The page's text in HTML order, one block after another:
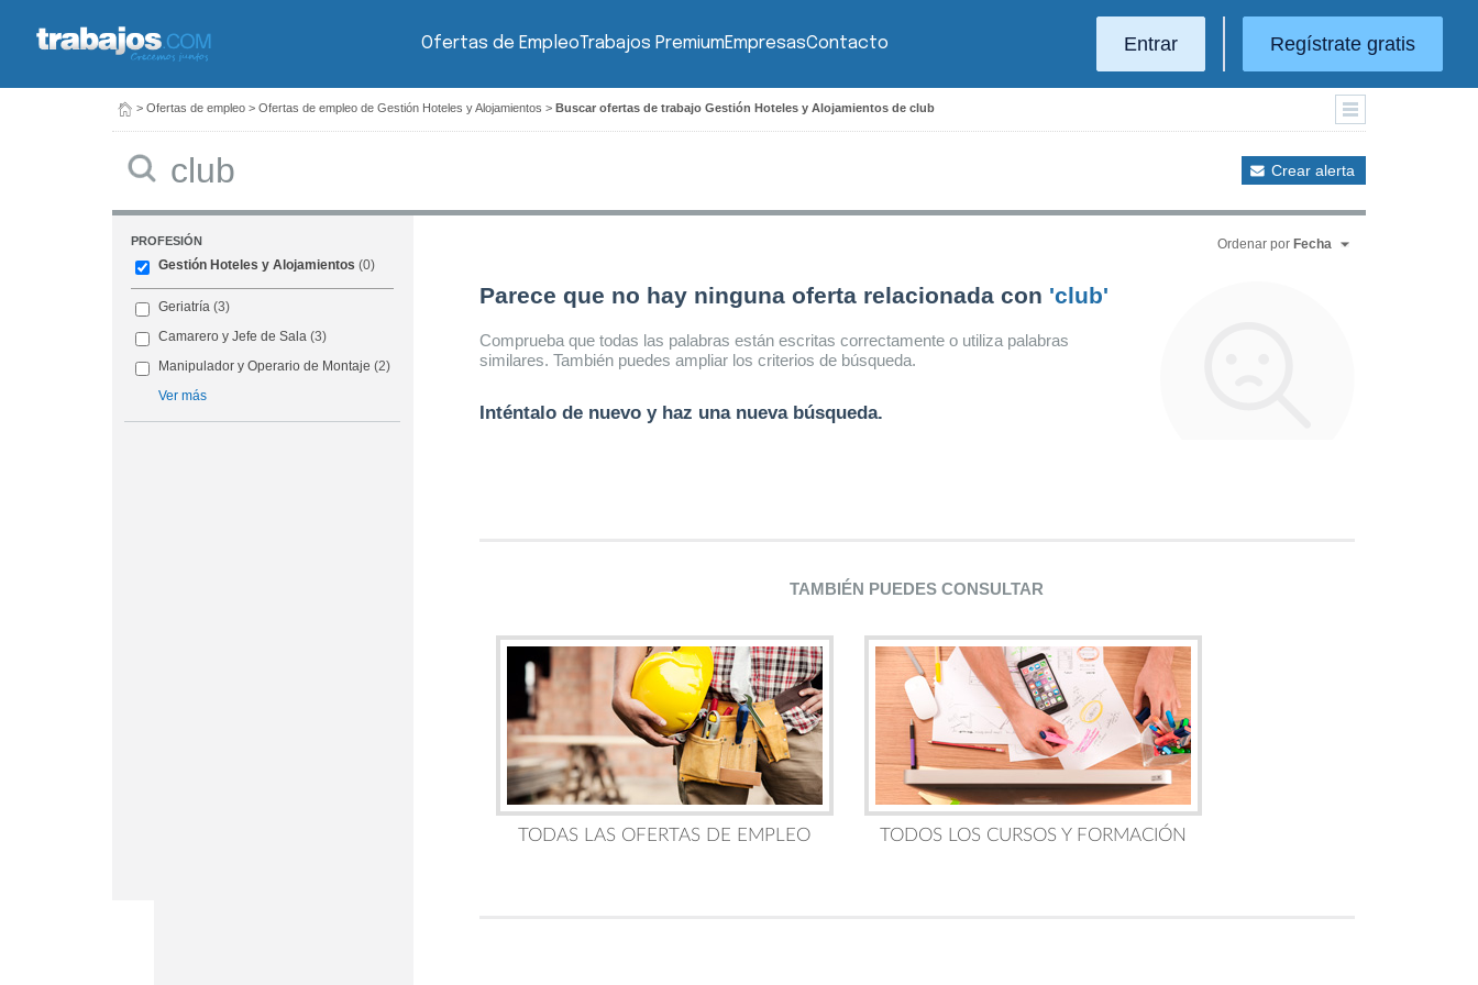
Ofertas de EmpleoTrabajos PremiumEmpresasContacto Entrar Regístrate gratis
> Ofertas de empleo > Ofertas de empleo de Gestión Hoteles y Alojamientos > Buscar ofertas de trabajo Gestión Hoteles y Alojamientos de club
Crear alerta
PROFESIÓN
Gestión Hoteles y Alojamientos (0)
Geriatría (3)
Camarero y Jefe de Sala (3)
Manipulador y Operario de Montaje (2)
Ver más
Ordenar por Fecha
Parece que no hay ninguna oferta relacionada con 'club'
Comprueba que todas las palabras están escritas correctamente o utiliza palabras
similares. También puedes ampliar los criterios de búsqueda.
Inténtalo de nuevo y haz una nueva búsqueda.
TAMBIÉN PUEDES CONSULTAR
TODAS LAS OFERTAS DE EMPLEO TODOS LOS CURSOS Y FORMACIÓN